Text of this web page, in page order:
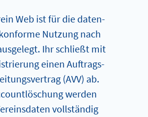
Web ist für die da­ten­
Nutzung nach
Ihr schließt mit
einen Auf­trags­
(AVV) ab.
werden
vollständig